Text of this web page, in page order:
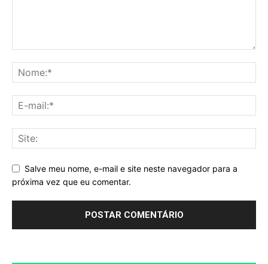
Salve meu nome, e-mail e site neste navegador para a
próxima vez que eu comentar.